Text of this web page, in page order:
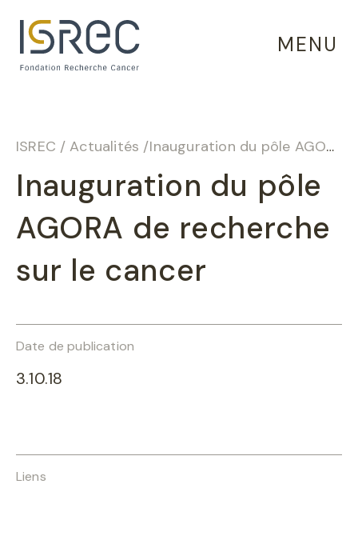
MENU
ISREC / Actualités /Inauguration du pôle AGORA de recherche sur le cancer
Inauguration du pôle
AGORA de recherche
sur le cancer
Date de publication
3.10.18
Liens